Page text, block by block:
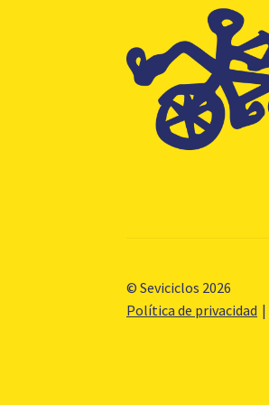
© Seviciclos 2026
Política de privacidad